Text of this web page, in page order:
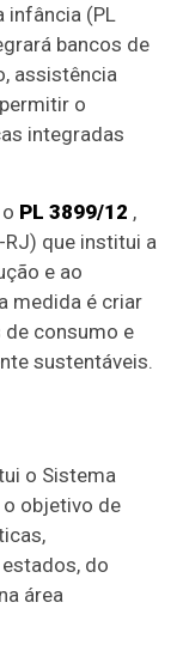
infância (PL
bancos de
assistência
o
integradas
PL 3899/12 ,
que institui a
e ao
medida é criar
de consumo e
sustentáveis.
o Sistema
o objetivo de
do
área